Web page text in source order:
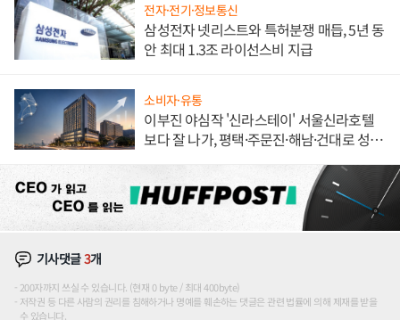
전자·전기·정보통신
삼성전자 넷리스트와 특허분쟁 매듭, 5년 동
안 최대 1.3조 라이선스비 지급
소비자·유통
이부진 야심작 '신라스테이' 서울신라호텔
보다 잘 나가, 평택·주문진·해남·건대로 성
기사댓글3개
200자까지 쓰실 수 있습니다. (현재 0 byte / 최대 400byte)
저작권 등 다른 사람의 권리를 침해하거나 명예를 훼손하는 댓글은 관련 법률에 의해 제재를 받을
수 있습니다.